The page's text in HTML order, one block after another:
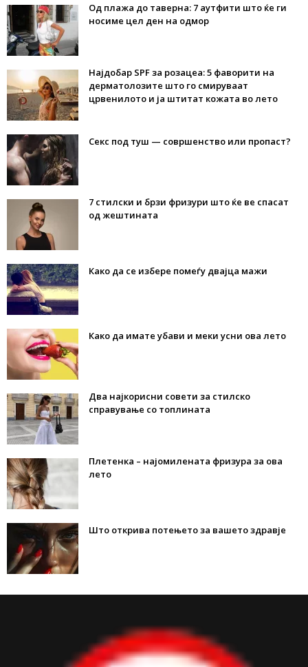
Од плажа до таверна: 7 аутфити што ќе ги
носиме цел ден на одмор
Најдобар SPF за розацеа: 5 фаворити на
дерматолозите што го смируваат
црвенилото и ја штитат кожата во лето
Секс под туш — совршенство или пропаст?
7 стилски и брзи фризури што ќе ве спасат
од жештината
Како да се избере помеѓу двајца мажи
Како да имате убави и меки усни ова лето
Два најкорисни совети за стилско
справување со топлината
Плетенка – најомилената фризура за ова
лето
Што открива потењето за вашето здравје